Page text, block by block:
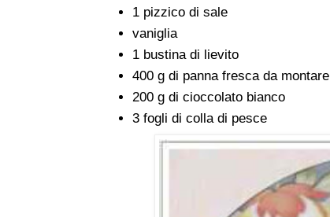
1 pizzico di sale
vaniglia
1 bustina di lievito
400 g di panna fresca da montare
200 g di cioccolato bianco
3 fogli di colla di pesce